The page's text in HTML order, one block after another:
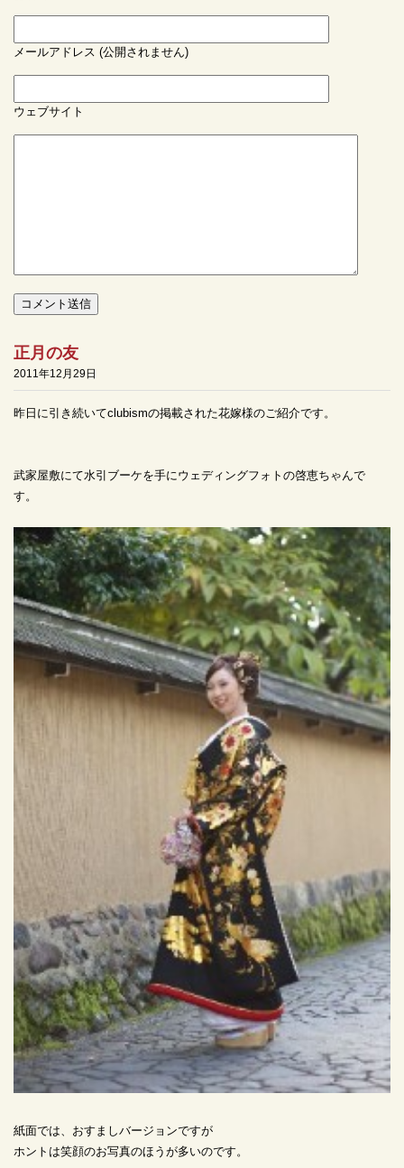
メールアドレス (公開されません)
ウェブサイト
正月の友
2011年12月29日
昨日に引き続いてclubismの掲載された花嫁様のご紹介です。
武家屋敷にて水引ブーケを手にウェディングフォトの啓恵ちゃんで
す。
紙面では、おすましバージョンですが
ホントは笑顔のお写真のほうが多いのです。